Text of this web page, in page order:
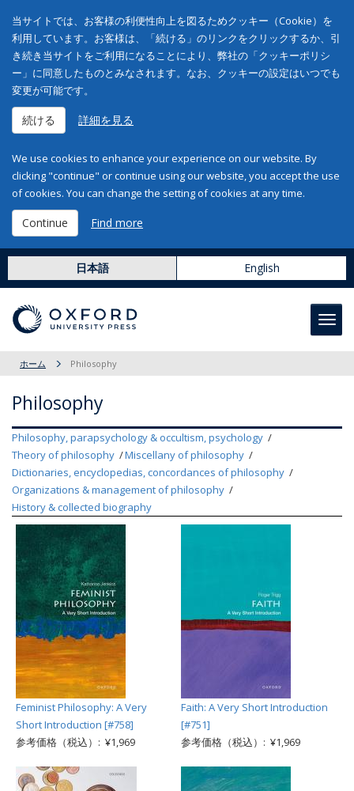
当サイトでは、お客様の利便性向上を図るためクッキー（Cookie）を
利用しています。お客様は、「続ける」のリンクをクリックするか、引
き続き当サイトをご利用になることにより、弊社の「クッキーポリシ
ー」に同意したものとみなされます。なお、クッキーの設定はいつでも
変更が可能です。
続ける 詳細を見る
We use cookies to enhance your experience on our website. By
clicking "continue" or continue using our website, you accept the use
of cookies. You can change the setting of cookies at any time.
Continue Find more
日本語 English
ホーム Philosophy
Philosophy
Philosophy, parapsychology & occultism, psychology
Theory of philosophy
Miscellany of philosophy
Dictionaries, encyclopedias, concordances of philosophy
Organizations & management of philosophy
History & collected biography
Feminist Philosophy: A Very
Short Introduction [#758]
参考価格（税込）: ¥1,969
Faith: A Very Short Introduction
[#751]
参考価格（税込）: ¥1,969